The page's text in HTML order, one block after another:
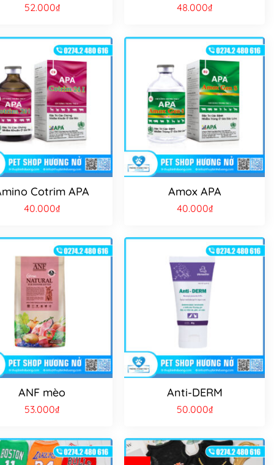
52.000₫ 48.000₫
Cotrim APA
40.000₫
Amox APA
40.000₫
ANF mèo
53.000₫
Anti-DERM
50.000₫